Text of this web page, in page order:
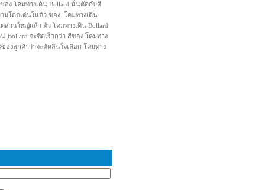
อง โคมทางเดิน Bollard นั่นตัดกับสี
มโด่ดเด่นในตัว ของ โคมทางเดิน
ส่วนใหญ่แล้ว ตัว โคมทางเดิน Bollard
Bollard จะซีดเร็วกว่า สีของ โคมทาง
งลูกค้าว่าจะตัดสินใจเลือก โคมทาง